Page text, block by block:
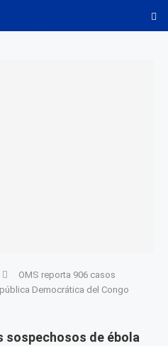
OMS reporta 906 casos
Democrática del Congo
sospechosos de ébola